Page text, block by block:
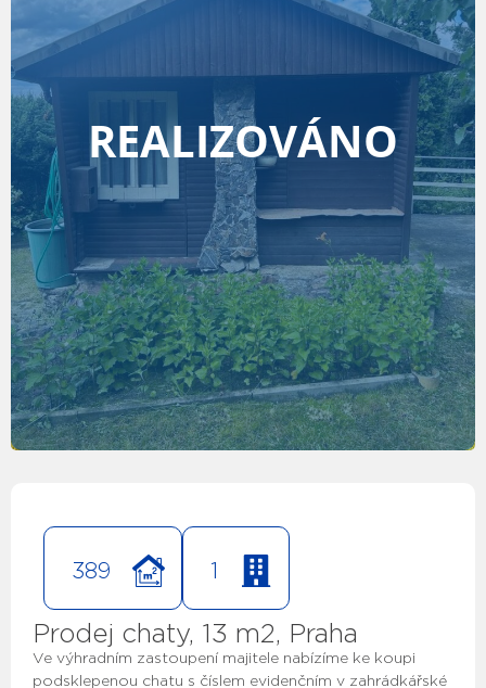
REALIZOVÁNO
389 1
Prodej chaty, 13 m2, Praha
Ve výhradním zastoupení majitele nabízíme ke koupi
podsklepenou chatu s číslem evidenčním v zahrádkářské